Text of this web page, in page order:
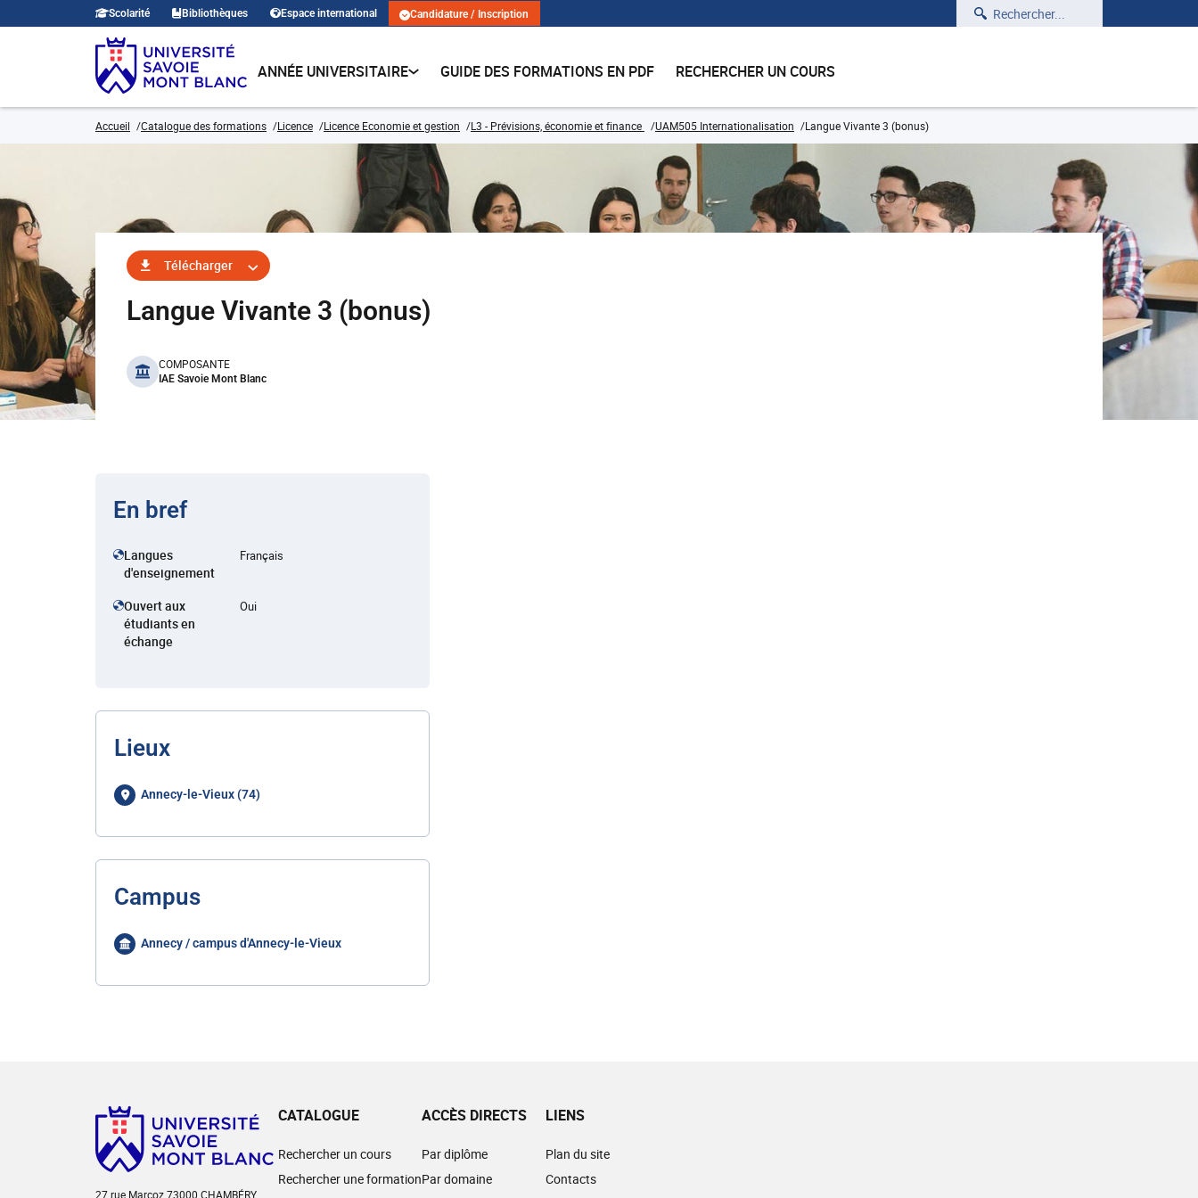
Scolarité Bibliothèques Espace international Candidature / Inscription Rechercher
ANNÉE UNIVERSITAIRE GUIDE DES FORMATIONS EN PDF RECHERCHER UN COURS
Accueil Catalogue des formations Licence Licence Economie et gestion L3 - Prévisions, économie et finance UAM505 Internationalisation Langue Vivante 3 (bonus)
Télécharger
Langue Vivante 3 (bonus)
benefits
COMPOSANTE
IAE Savoie Mont Blanc
En bref
Langues
d'enseignement
Français
Ouvert aux
étudiants en
échange
Oui
Lieux
Annecy-le-Vieux (74)
Campus
Annecy / campus d'Annecy-le-Vieux
27 rue Marcoz 73000 CHAMBÉRY
CATALOGUE
Rechercher un cours
Rechercher une formation
ACCÈS DIRECTS
Par diplôme
Par domaine
LIENS
Plan du site
Contacts